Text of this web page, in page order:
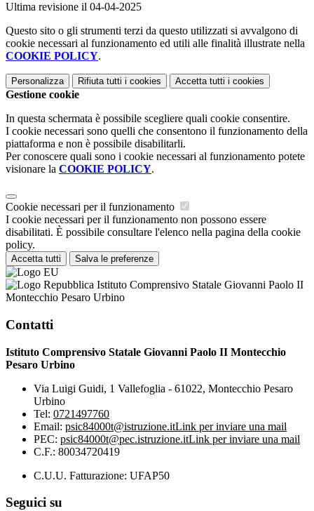
Ultima revisione il 04-04-2025
Questo sito o gli strumenti terzi da questo utilizzati si avvalgono di
cookie necessari al funzionamento ed utili alle finalità illustrate nella
COOKIE POLICY.
Personalizza Rifiuta tutti i cookies Accetta tutti i cookies
Gestione cookie
In questa schermata è possibile scegliere quali cookie consentire.
I cookie necessari sono quelli che consentono il funzionamento della
piattaforma e non è possibile disabilitarli.
Per conoscere quali sono i cookie necessari al funzionamento potete
visionare la COOKIE POLICY.
Cookie necessari per il funzionamento
I cookie necessari per il funzionamento non possono essere
disabilitati. È possibile consultare l'elenco nella pagina della cookie
policy.
Accetta tutti Salva le preferenze
Istituto Comprensivo Statale Giovanni Paolo II
Montecchio Pesaro Urbino
Contatti
Istituto Comprensivo Statale Giovanni Paolo II Montecchio
Pesaro Urbino
Via Luigi Guidi, 1 Vallefoglia - 61022, Montecchio Pesaro
Urbino
Tel: 0721497760
Email: psic84000t@istruzione.itLink per inviare una mail
PEC: psic84000t@pec.istruzione.itLink per inviare una mail
C.F.: 80034720419
C.U.U. Fatturazione: UFAP50
Seguici su